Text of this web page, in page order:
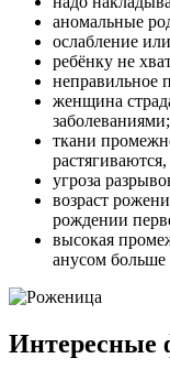
аномальные
ослабление
ребёнку не
неправильное
женщина
заболеваниями;
ткани
угроза
возраст
рождении
высокая
анусом больше
Интересные